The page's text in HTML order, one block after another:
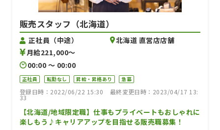
販売スタッフ（北海道）
正社員（中途）
月給221,000〜
00:00 〜 00:00
北海道 直営店店舗
正社員 転勤なし 昇給・昇格あり 急募
登録日時：2022/06/22 15:30 最終変更日時：2023/04/17 13:
33
【北海道/地域限定職】仕事もプライベートもおしゃれに
楽しもう♪キャリアアップを目指せる販売職募集！